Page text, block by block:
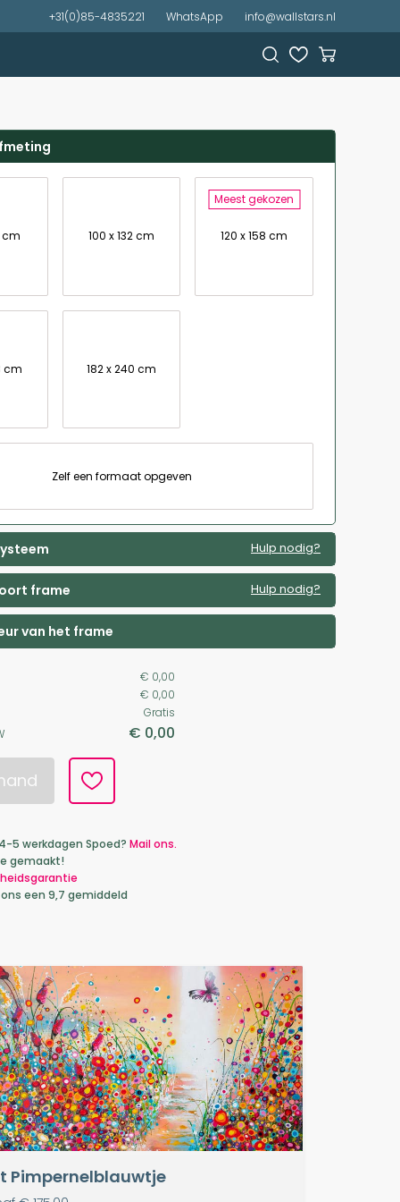
+31(0)85-4835221 WhatsApp info@wallstars.nl
cm 100 x 132 cm
Meest gekozen
120 x 158 cm
cm 182 x 240 cm
Zelf een formaat opgeven
Hulp nodig?
frame Hulp nodig?
van het frame
€ 0,00
€ 0,00
Gratis
€ 0,00
5 werkdagen Spoed? Mail ons.
gemaakt!
een 9,7 gemiddeld
Pimpernelblauwtje